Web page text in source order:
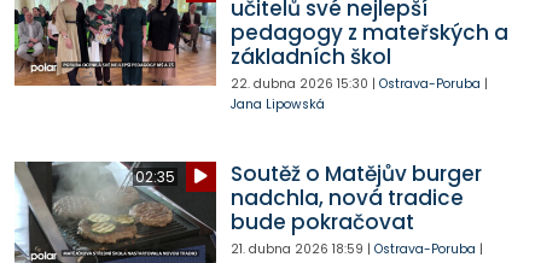
učitelů své nejlepší
pedagogy z mateřských a
základních škol
22. dubna 2026 15:30 | Ostrava-Poruba |
Jana Lipowská
02:35
Soutěž o Matějův burger
nadchla, nová tradice
bude pokračovat
21. dubna 2026 18:59 | Ostrava-Poruba |